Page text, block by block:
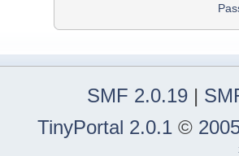
SMF 2.0.19|
TinyPortal 2.0.1©